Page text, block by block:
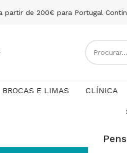
partir de 200€ para Portugal
BROCAS E LIMAS CLÍNICA